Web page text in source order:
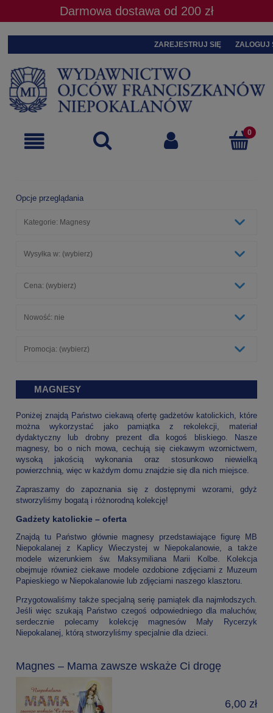
Darmowa dostawa od 200 zł
ZAREJESTRUJ SIĘ ZALOGUJ
Opcje przeglądania
Kategorie: Magnesy
Wysyłka w: (wybierz)
Cena: (wybierz)
Nowość: nie
Promocja: (wybierz)
MAGNESY
Poniżej znajdą Państwo ciekawą ofertę gadżetów katolickich, które
można wykorzystać jako pamiątka z rekolekcji, materiał
dydaktyczny lub drobny prezent dla kogoś bliskiego. Nasze
magnesy, bo o nich mowa, cechują się ciekawym wzornictwem,
wysoką jakością wykonania oraz stosunkowo niewielką
powierzchnią, więc w każdym domu znajdzie się dla nich miejsce.
Zapraszamy do zapoznania się z dostępnymi wzorami, gdyż
stworzyliśmy bogatą i różnorodną kolekcję!
Gadżety katolickie – oferta
Znajdą tu Państwo głównie magnesy przedstawiające figurę MB
Niepokalanej z Kaplicy Wieczystej w Niepokalanowie, a także
modele wizerunkiem św. Maksymiliana Marii Kolbe. Kolekcja
obejmuje również ciekawe modele ozdobione zdjęciami z Muzeum
Papieskiego w Niepokalanowie lub zdjęciami naszego klasztoru.
Przygotowaliśmy także specjalną serię pamiątek dla najmłodszych.
Jeśli więc szukają Państwo czegoś odpowiedniego dla maluchów,
serdecznie polecamy kolekcję magnesów Mały Rycerzyk
Niepokalanej, którą stworzyliśmy specjalnie dla dzieci.
Magnes – Mama zawsze wskaże Ci drogę
6,00 zł